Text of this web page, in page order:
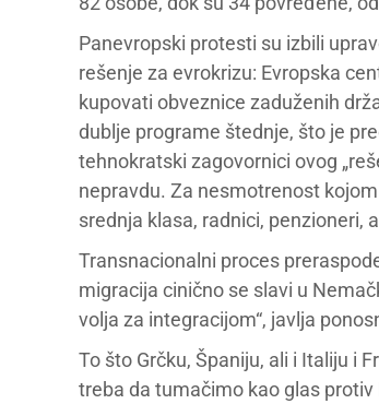
Panevropski protesti su izbili
rešenje za evrokrizu: Evropska
kupovati obveznice zaduženih
dublje programe štednje, što je
tehnokratski zagovornici ovog
nepravdu. Za nesmotrenost
srednja klasa, radnici, penzioneri,
Transnacionalni proces
migracija cinično se slavi u
volja za integracijom“, javlja
To što Grčku, Španiju, ali i Italiju i
treba da tumačimo kao glas protiv